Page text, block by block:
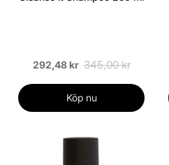
292,48 kr 345,00 kr
Köp nu